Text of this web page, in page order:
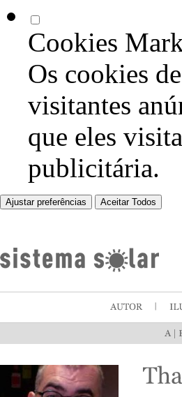
Cookies
Os cookies
visitantes
que eles
publicitária.
Ajustar preferências Aceitar Todos